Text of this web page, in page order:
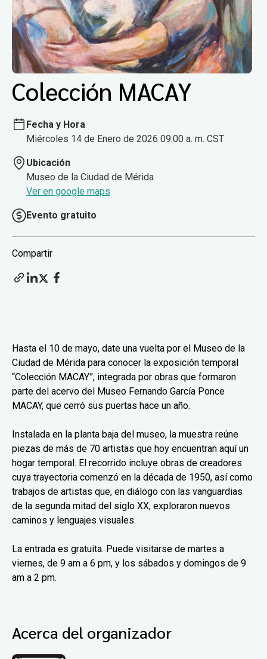
Colección MACAY
Fecha y Hora
Miércoles 14 de Enero de 2026 09:00 a. m. CST
Ubicación
Museo de la Ciudad de Mérida
Ver en google maps
Evento gratuito
Compartir
Hasta el 10 de mayo, date una vuelta por el Museo de la
Ciudad de Mérida para conocer la exposición temporal
“Colección MACAY”, integrada por obras que formaron
parte del acervo del Museo Fernando García Ponce
MACAY, que cerró sus puertas hace un año.
Instalada en la planta baja del museo, la muestra reúne
piezas de más de 70 artistas que hoy encuentran aquí un
hogar temporal. El recorrido incluye obras de creadores
cuya trayectoria comenzó en la década de 1950, así como
trabajos de artistas que, en diálogo con las vanguardias
de la segunda mitad del siglo XX, exploraron nuevos
caminos y lenguajes visuales.
La entrada es gratuita. Puede visitarse de martes a
viernes, de 9 am a 6 pm, y los sábados y domingos de 9
am a 2 pm.
Acerca del organizador